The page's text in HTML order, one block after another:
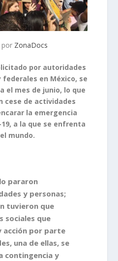
por ZonaDocs
por autoridades
en México, se
el mes de junio, lo que
cese de actividades
la emergencia
a la que se enfrenta
mundo.
pararon
y personas;
tuvieron que
sociales que
acción por parte
una de ellas, se
contingencia y